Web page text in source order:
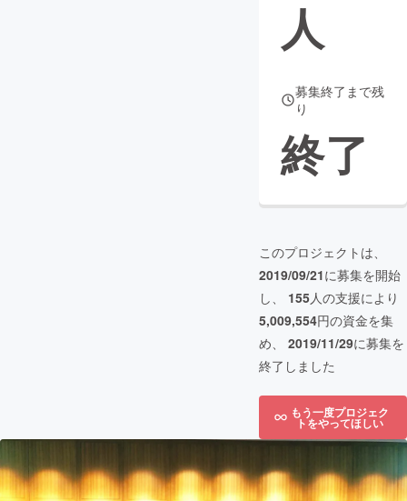
人
募集終了まで残
り
終了
このプロジェクトは、
2019/09/21に募集を開始
し、 155人の支援により
5,009,554円の資金を集
め、 2019/11/29に募集を
終了しました
もう一度プロジェク
トをやってほしい